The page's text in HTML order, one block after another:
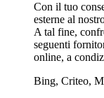
Con il tuo
esterne al
A tal fine,
seguenti
online, a
Bing, Criteo,